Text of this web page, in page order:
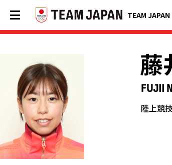
TEAM JAPAN
藤
FUJII
陸上競技